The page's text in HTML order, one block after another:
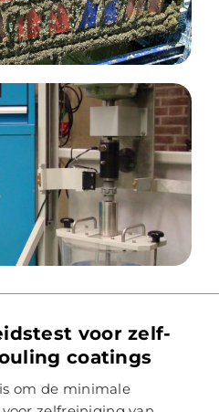
voor zelf-
coatings
om de minimale